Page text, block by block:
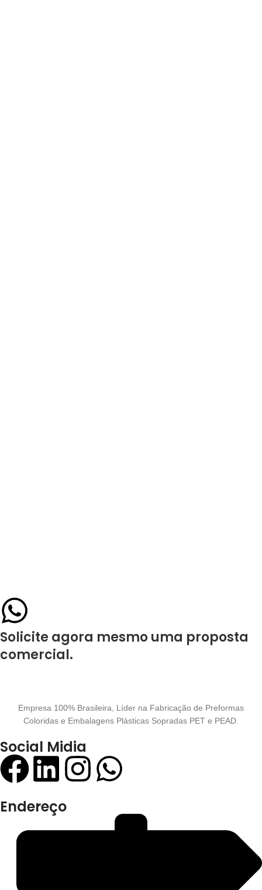
Solicite agora mesmo uma proposta
comercial.
Empresa 100% Brasileira, Líder na Fabricação de Preformas
Coloridas e Embalagens Plásticas Sopradas PET e PEAD.
Social Midia
Endereço